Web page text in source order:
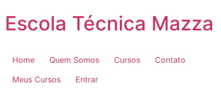
para
Escola Técnica Mazza
Home Quem Somos Cursos
Contato
Meus Cursos
Entrar